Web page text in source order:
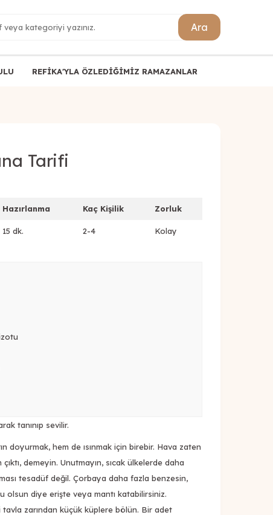
Ara
REFİKA'YLA ÖZLEDİĞİMİZ RAMAZANLAR
Tarifi
Hazırlanma Kaç Kişilik Zorluk
15 dk. 2-4 Kolay
tanınıp sevilir.
doyurmak, hem de ısınmak için birebir. Hava zaten
çıktı, demeyin. Unutmayın, sıcak ülkelerde daha
tesadüf değil. Çorbaya daha fazla benzesin,
olsun diye erişte veya mantı katabilirsiniz.
zarından küçük küplere bölün. Bir adet